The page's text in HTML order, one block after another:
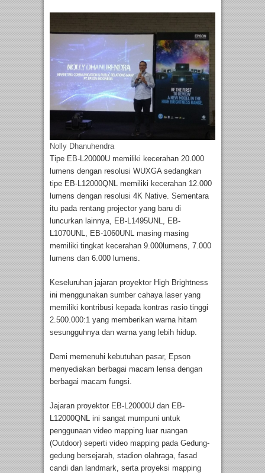
Nolly Dhanuhendra
Tipe EB-L20000U memiliki kecerahan 20.000
lumens dengan resolusi WUXGA sedangkan
tipe EB-L12000QNL memiliki kecerahan 12.000
lumens dengan resolusi 4K Native. Sementara
itu pada rentang projector yang baru di
luncurkan lainnya, EB-L1495UNL, EB-
L1070UNL, EB-1060UNL masing masing
memiliki tingkat kecerahan 9.000lumens, 7.000
lumens dan 6.000 lumens.
Keseluruhan jajaran proyektor High Brightness
ini menggunakan sumber cahaya laser yang
memiliki kontribusi kepada kontras rasio tinggi
2.500.000:1 yang memberikan warna hitam
sesungguhnya dan warna yang lebih hidup.
Demi memenuhi kebutuhan pasar, Epson
menyediakan berbagai macam lensa dengan
berbagai macam fungsi.
Jajaran proyektor EB-L20000U dan EB-
L12000QNL ini sangat mumpuni untuk
penggunaan video mapping luar ruangan
(Outdoor) seperti video mapping pada Gedung-
gedung bersejarah, stadion olahraga, fasad
candi dan landmark, serta proyeksi mapping